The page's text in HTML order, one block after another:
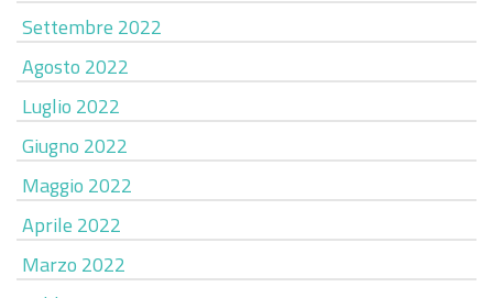
Settembre 2022
Agosto 2022
Luglio 2022
Giugno 2022
Maggio 2022
Aprile 2022
Marzo 2022